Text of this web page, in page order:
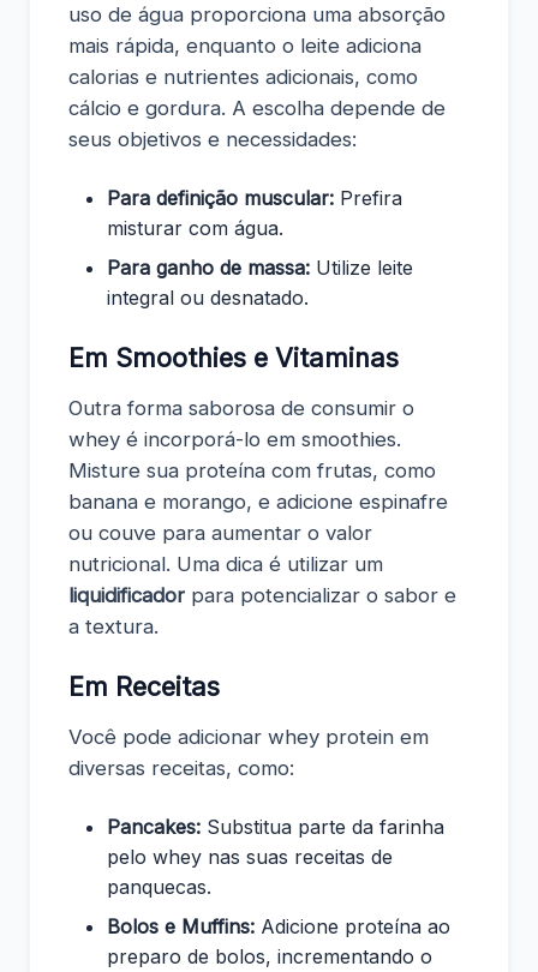
uso de água proporciona uma absorção
mais rápida, enquanto o leite adiciona
calorias e nutrientes adicionais, como
cálcio e gordura. A escolha depende de
seus objetivos e necessidades:
Para definição muscular: Prefira
misturar com água.
Para ganho de massa: Utilize leite
integral ou desnatado.
Em Smoothies e Vitaminas
Outra forma saborosa de consumir o
whey é incorporá-lo em smoothies.
Misture sua proteína com frutas, como
banana e morango, e adicione espinafre
ou couve para aumentar o valor
nutricional. Uma dica é utilizar um
liquidificador para potencializar o sabor e
a textura.
Em Receitas
Você pode adicionar whey protein em
diversas receitas, como:
Pancakes: Substitua parte da farinha
pelo whey nas suas receitas de
panquecas.
Bolos e Muffins: Adicione proteína ao
preparo de bolos, incrementando o